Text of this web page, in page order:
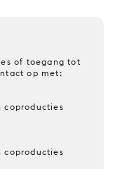
of toegang tot
op met:
coproducties
coproducties